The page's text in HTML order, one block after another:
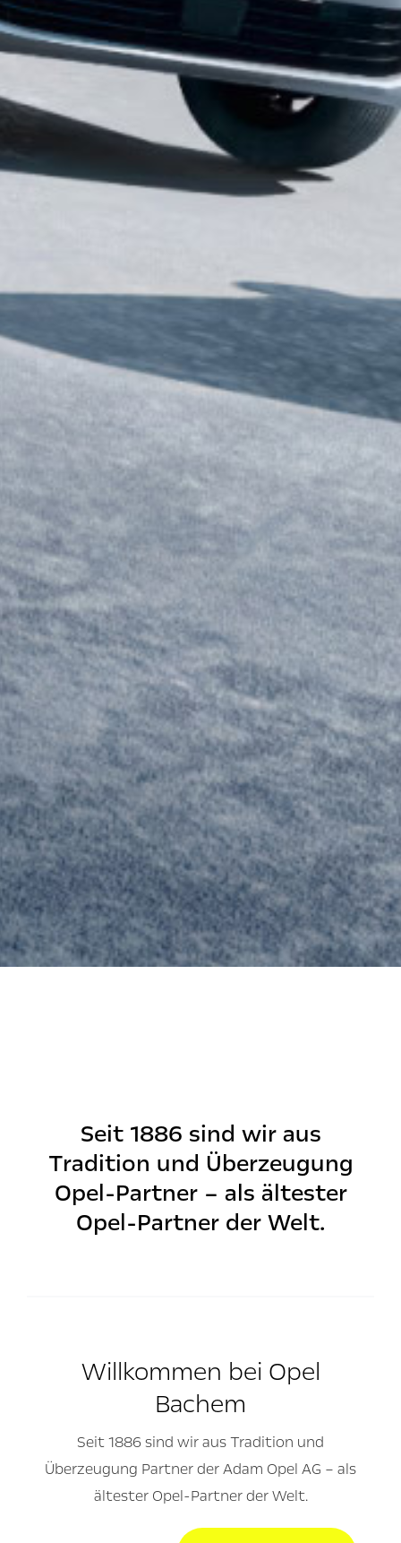
Seit 1886 sind wir aus
Tradition und Überzeugung
Opel-Partner – als ältester
Opel-Partner der Welt.
Willkommen bei Opel
Bachem
Seit 1886 sind wir aus Tradition und
Überzeugung Partner der Adam Opel AG – als
ältester Opel-Partner der Welt.